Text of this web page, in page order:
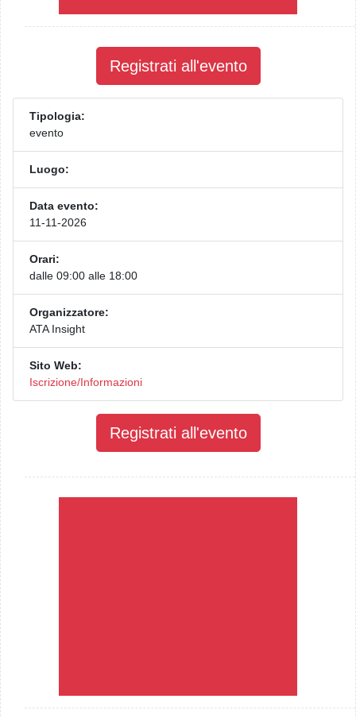
Registrati all'evento
Tipologia:
evento
Luogo:
Data evento:
11-11-2026
Orari:
dalle 09:00 alle 18:00
Organizzatore:
ATA Insight
Sito Web:
Iscrizione/Informazioni
Registrati all'evento